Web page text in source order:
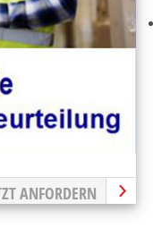
ANFORDERN